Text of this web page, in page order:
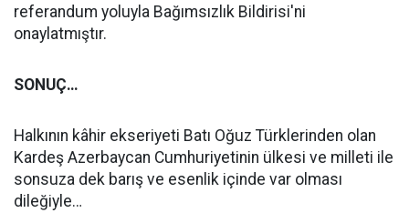
referandum yoluyla Bağımsızlık Bildirisi'ni
onaylatmıştır.
SONUÇ…
Halkının kâhir ekseriyeti Batı Oğuz Türklerinden olan
Kardeş Azerbaycan Cumhuriyetinin ülkesi ve milleti ile
sonsuza dek barış ve esenlik içinde var olması
dileğiyle…